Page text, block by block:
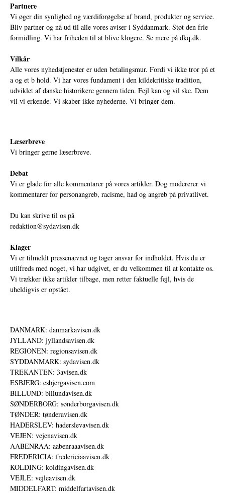
Partnere
Vi øger din synlighed og værdiforøgelse af brand, produkter og service.
Bliv partner og nå ud til alle vores aviser i Syddanmark. Støt den frie
formidling. Vi har friheden til at blive klogere. Se mere på dkq.dk.
Vilkår
Alle vores nyhedstjenester er uden betalingsmur. Fordi vi ikke tror på et
a og et b hold. Vi har vores fundament i den kildekritiske tradition,
udviklet af danske historikere gennem tiden. Fejl kan og vil ske. Dem
vil vi erkende. Vi skaber ikke nyhederne. Vi bringer dem.
Læserbreve
Vi bringer gerne læserbreve.
Debat
Vi er glade for alle kommentarer på vores artikler. Dog modererer vi
kommentarer for personangreb, racisme, had og angreb på privatlivet.
Du kan skrive til os på
redaktion@sydavisen.dk
Klager
Vi er tilmeldt pressenævnet og tager ansvar for indholdet. Hvis du er
utilfreds med noget, vi har udgivet, er du velkommen til at kontakte os.
Vi trækker ikke artikler tilbage, men retter faktuelle fejl, hvis de
uheldigvis er opstået.
DANMARK: danmarkavisen.dk
JYLLAND: jyllandsavisen.dk
REGIONEN: regionsavisen.dk
SYDDANMARK: sydavisen.dk
TREKANTEN: 3avisen.dk
ESBJERG: esbjergavisen.com
BILLUND: billundavisen.dk
SØNDERBORG: sønderborgavisen.dk
TØNDER: tønderavisen.dk
HADERSLEV: haderslevavisen.dk
VEJEN: vejenavisen.dk
AABENRAA: aabenraaavisen.dk
FREDERICIA: fredericiaavisen.dk
KOLDING: koldingavisen.dk
VEJLE: vejleavisen.dk
MIDDELFART: middelfartavisen.dk